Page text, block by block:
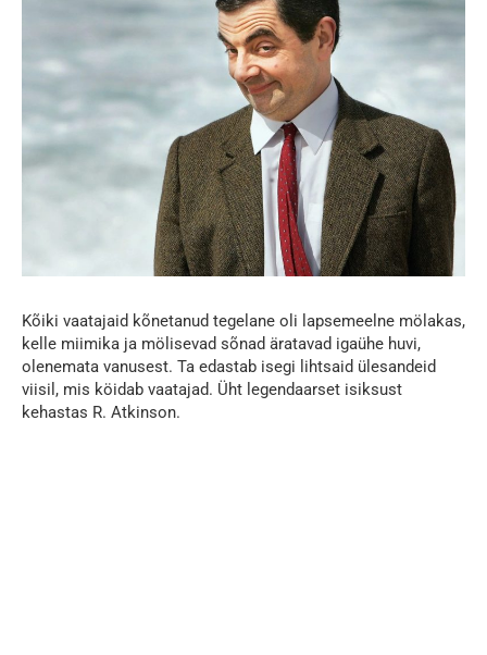
Kõiki vaatajaid kõnetanud tegelane oli lapsemeelne mölakas,
kelle miimika ja mölisevad sõnad äratavad igaühe huvi,
olenemata vanusest. Ta edastab isegi lihtsaid ülesandeid
viisil, mis köidab vaatajad. Üht legendaarset isiksust
kehastas R. Atkinson.